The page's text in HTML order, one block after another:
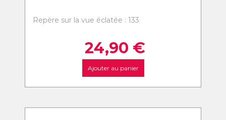
Repère sur la vue éclatée : 133
24,90 €
Ajouter au panier